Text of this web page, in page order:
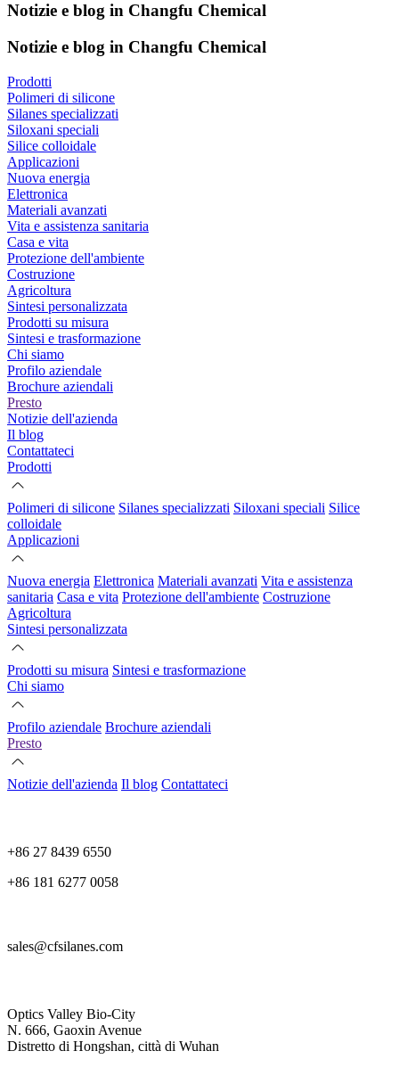
Notizie e blog in Changfu Chemical
Notizie e blog in Changfu Chemical
Prodotti
Polimeri di silicone
Silanes specializzati
Siloxani speciali
Silice colloidale
Applicazioni
Nuova energia
Elettronica
Materiali avanzati
Vita e assistenza sanitaria
Casa e vita
Protezione dell'ambiente
Costruzione
Agricoltura
Sintesi personalizzata
Prodotti su misura
Sintesi e trasformazione
Chi siamo
Profilo aziendale
Brochure aziendali
Presto
Notizie dell'azienda
Il blog
Contattateci
Prodotti
Polimeri di silicone Silanes specializzati Siloxani speciali Silice
colloidale
Applicazioni
Nuova energia Elettronica Materiali avanzati Vita e assistenza
sanitaria Casa e vita Protezione dell'ambiente Costruzione
Agricoltura
Sintesi personalizzata
Prodotti su misura Sintesi e trasformazione
Chi siamo
Profilo aziendale Brochure aziendali
Presto
Notizie dell'azienda Il blog Contattateci
+86 27 8439 6550
+86 181 6277 0058
sales@cfsilanes.com
Optics Valley Bio-City
N. 666, Gaoxin Avenue
Distretto di Hongshan, città di Wuhan